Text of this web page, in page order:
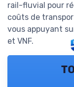
rail-fluvial pour
coûts de
vous appuyant
et VNF.